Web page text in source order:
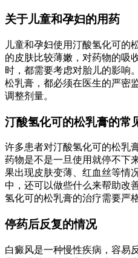
关于儿童和孕妇的用药
儿童和孕妇使用汀酸氢化可的
的皮肤比较薄嫩，对药物的吸
时，都需要考虑对胎儿的影响
松乳膏，都必须在医生的严密
调整剂量。
汀酸氢化可的松乳膏的常
许多患者对汀酸氢化可的松乳
药物是不是一旦使用就停不下
果出现皮肤变薄、红血丝等情
中，还可以做些什么来帮助改
氢化可的松乳膏的治疗需要严
停药后反复的情况
白癜风是一种慢性疾病，容易